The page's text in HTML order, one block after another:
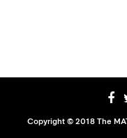
Copyright © 2018 The